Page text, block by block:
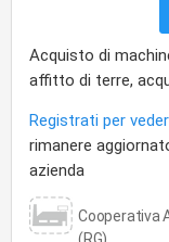
Acquisto di
affitto di terre,
Registrati per
rimanere
azienda
Cooperativa